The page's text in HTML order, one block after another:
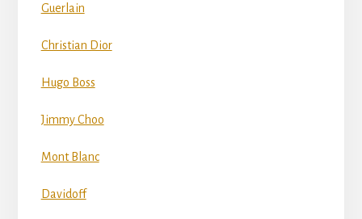
Guerlain
Christian Dior
Hugo Boss
Jimmy Choo
Mont Blanc
Davidoff